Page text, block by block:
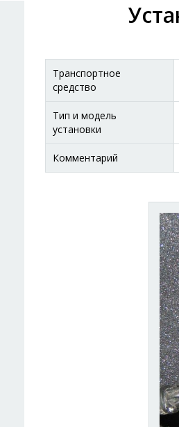
Транспортное
средство
Тип и модель
установки
Комментарий